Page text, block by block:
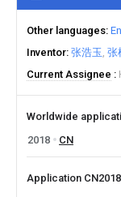
Other languages
Inventor 张浩玉 张
Current Assignee
Worldwide
2018
CN
Application